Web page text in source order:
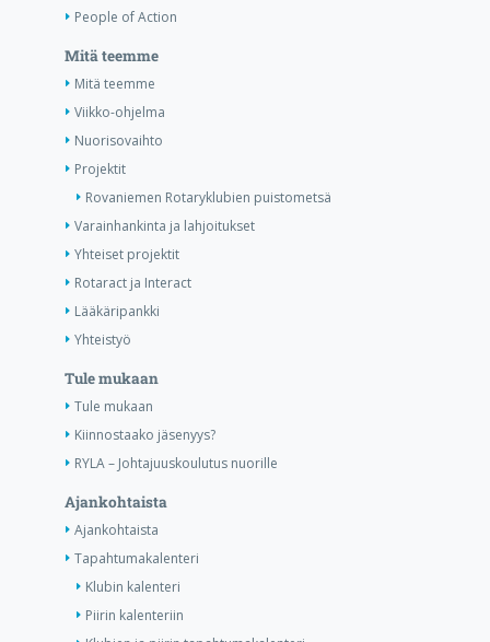
People of Action
Mitä teemme
Mitä teemme
Viikko-ohjelma
Nuorisovaihto
Projektit
Rovaniemen Rotaryklubien puistometsä
Varainhankinta ja lahjoitukset
Yhteiset projektit
Rotaract ja Interact
Lääkäripankki
Yhteistyö
Tule mukaan
Tule mukaan
Kiinnostaako jäsenyys?
RYLA – Johtajuuskoulutus nuorille
Ajankohtaista
Ajankohtaista
Tapahtumakalenteri
Klubin kalenteri
Piirin kalenteriin